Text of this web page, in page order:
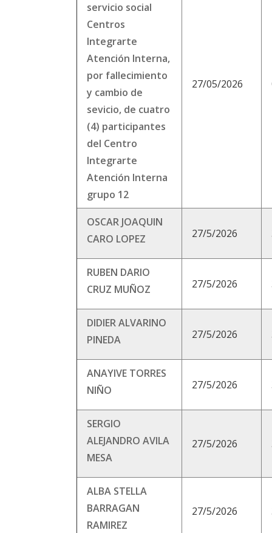
servicio social
Centros
Integrarte
Atención Interna,
por fallecimiento
y cambio de
sevicio, de cuatro
(4) participantes
del Centro
Integrarte
Atención Interna
grupo 12
27/05/2026
OSCAR JOAQUIN
CARO LOPEZ
27/5/2026
RUBEN DARIO
CRUZ MUÑOZ
27/5/2026
DIDIER ALVARINO
PINEDA
27/5/2026
ANAYIVE TORRES
NIÑO
27/5/2026
SERGIO
ALEJANDRO AVILA
MESA
27/5/2026
ALBA STELLA
BARRAGAN
RAMIREZ
27/5/2026